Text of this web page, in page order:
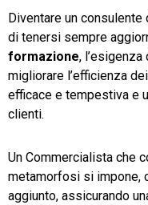
Diventare un
di tenersi sempre
formazione,
migliorare l’efficienza
efficace e tempestiva e
clienti.
Un Commercialista che
metamorfosi si impone,
aggiunto, assicurando